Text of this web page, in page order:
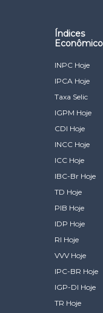
Índices
INPC Hoje
IPCA Hoje
Taxa Selic
IGPM Hoje
CDI Hoje
INCC Hoje
ICC Hoje
IBC-Br Hoje
TD Hoje
PIB Hoje
IDP Hoje
RI Hoje
VVV Hoje
IPC-BR Hoje
IGP-DI Hoje
TR Hoje